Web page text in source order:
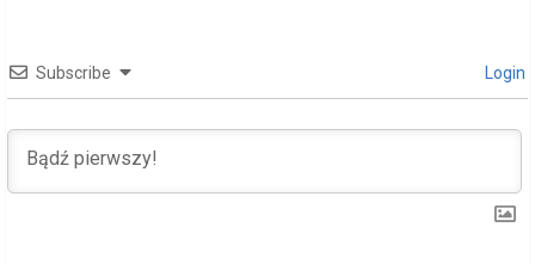
a
d
i
Subscribe Login